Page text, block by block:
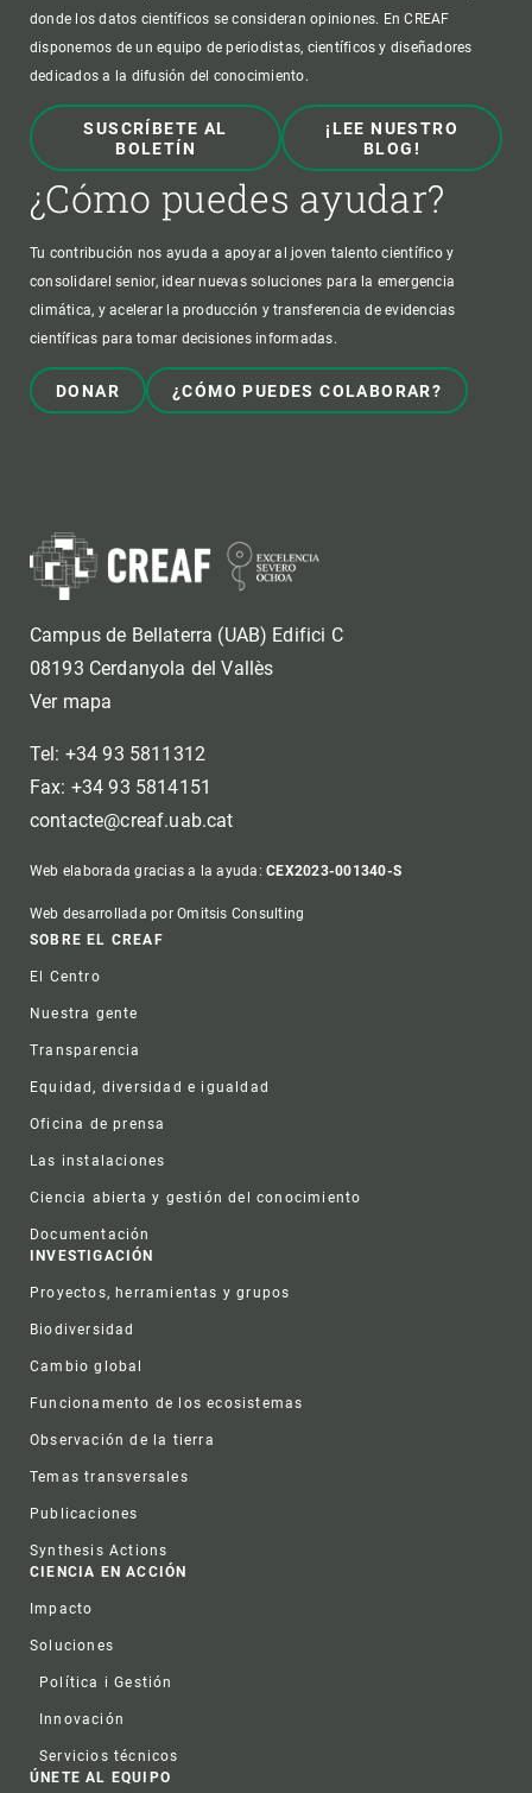
donde los datos científicos se consideran opiniones. En CREAF
disponemos de un equipo de periodistas, científicos y diseñadores
dedicados a la difusión del conocimiento.
SUSCRÍBETE AL
BOLETÍN
¡LEE NUESTRO
BLOG!
¿Cómo puedes ayudar?
Tu contribución nos ayuda a apoyar al joven talento científico y
consolidarel senior, idear nuevas soluciones para la emergencia
climática, y acelerar la producción y transferencia de evidencias
científicas para tomar decisiones informadas.
DONAR ¿CÓMO PUEDES COLABORAR?
Campus de Bellaterra (UAB) Edifici C
08193 Cerdanyola del Vallès
Ver mapa
Tel: +34 93 5811312
Fax: +34 93 5814151
contacte@creaf.uab.cat
Web elaborada gracias a la ayuda:CEX2023-001340-S
Web desarrollada por Omitsis Consulting
Footer
SOBRE EL CREAF
El Centro
Nuestra gente
Transparencia
Equidad, diversidad e igualdad
Oficina de prensa
Las instalaciones
Ciencia abierta y gestión del conocimiento
Documentación
INVESTIGACIÓN
Proyectos, herramientas y grupos
Biodiversidad
Cambio global
Funcionamento de los ecosistemas
Observación de la tierra
Temas transversales
Publicaciones
Synthesis Actions
CIENCIA EN ACCIÓN
Impacto
Soluciones
Política i Gestión
Innovación
Servicios técnicos
ÚNETE AL EQUIPO